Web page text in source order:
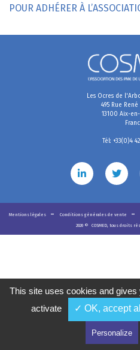
POUR ADHÉRER À
Les Ocres de
495 Rue
13100 Aix-
Tél: +33(0)4
Mentions légales Conditions générales de vente
2020 © COSMED, tous droits
This site uses cookies and
activate
✓ OK, accept all
Personalize